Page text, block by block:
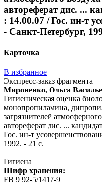
автореферат дис. ...
: 14.00.07 / Гос. ин-т
- Санкт-Петербург,
Карточка
В избранное
Экспресс-заказ фрагмента
Мироненко, Ольга
Гигиеническая оценка
монопропиламина,
загрязнителей
автореферат дис. ...
Гос. ин-т
1992. - 21 с.
Гигиена
Шифр хранения:
FB 9 92-5/1417-9